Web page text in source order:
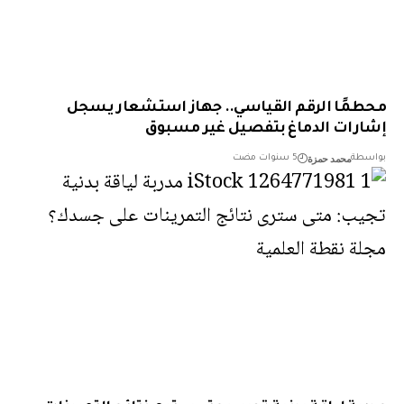
الرقم القياسي.. جهاز استشعار يسجل
الدماغ بتفصيل غير مسبوق
محمد حمزة 5 سنوات مضت